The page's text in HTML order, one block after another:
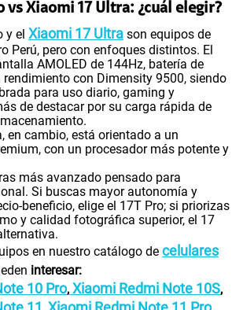
vs Xiaomi 17 Ultra: ¿cuál elegir?
y el Xiaomi 17 Ultra son equipos de
Perú, pero con enfoques distintos. El
AMOLED de 144Hz, batería de
con Dimensity 9500, siendo
para uso diario, gaming y
de destacar por su carga rápida de
en cambio, está orientado a un
con un procesador más potente y
más avanzado pensado para
Si buscas mayor autonomía y
beneficio, elige el 17T Pro; si priorizas
y calidad fotográfica superior, el 17
en nuestro catálogo de celulares
interesar:
10 Pro, Xiaomi Redmi Note 10S,